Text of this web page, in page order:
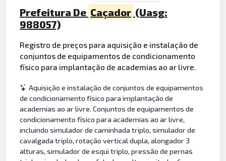
Prefeitura De Caçador (Uasg:
988057)
Registro de preços para aquisição e instalação de
conjuntos de equipamentos de condicionamento
físico para implantação de academias ao ar livre.
Aquisição e instalação de conjuntos de equipamentos
de condicionamento físico para implantação de
academias ao ar livre. Conjuntos de equipamentos de
condicionamento físico para academias ao ar livre,
incluindo simulador de caminhada triplo, simulador de
cavalgada triplo, rotação vertical dupla, alongador 3
alturas, simulador de esqui triplo, pressão de pernas